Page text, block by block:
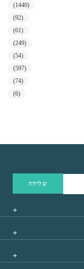
(1440)
(92)
(61)
(249)
(54)
(597)
(74)
(6)